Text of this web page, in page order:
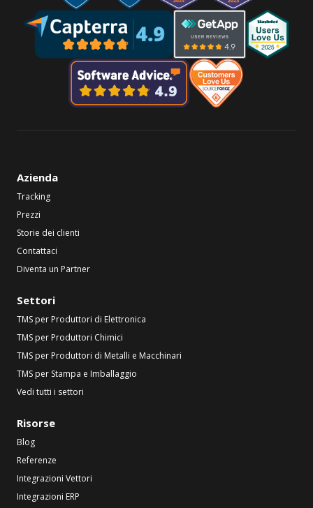
Azienda
Tracking
Prezzi
Storie dei clienti
Contattaci
Diventa un Partner
Settori
TMS per Produttori di Elettronica
TMS per Produttori Chimici
TMS per Produttori di Metalli e Macchinari
TMS per Stampa e Imballaggio
Vedi tutti i settori
Risorse
Blog
Referenze
Integrazioni Vettori
Integrazioni ERP